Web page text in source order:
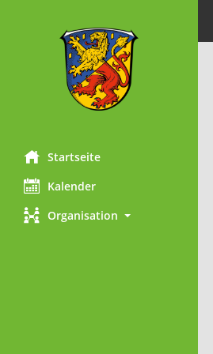
Startseite
Kalender
Organisation